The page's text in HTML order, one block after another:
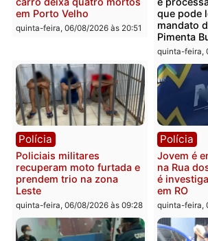
Você também vai querer
Polícia
Tragédia na BR-364:
colisão entre caminhão e
carro deixa quatro mortos
em Porto Velho
quinta-feira, 06/08/2026 às 20:51
TSE,
e
que
quinta-